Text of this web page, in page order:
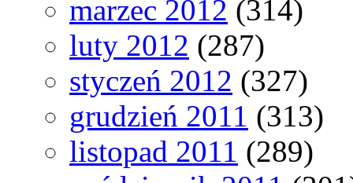
marzec 2012 (314)
luty 2012 (287)
styczeń 2012 (327)
grudzień 2011 (313)
listopad 2011 (289)